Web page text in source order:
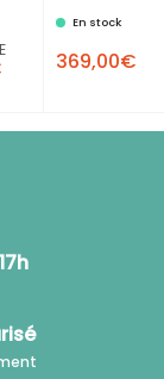
En stock
369,00€